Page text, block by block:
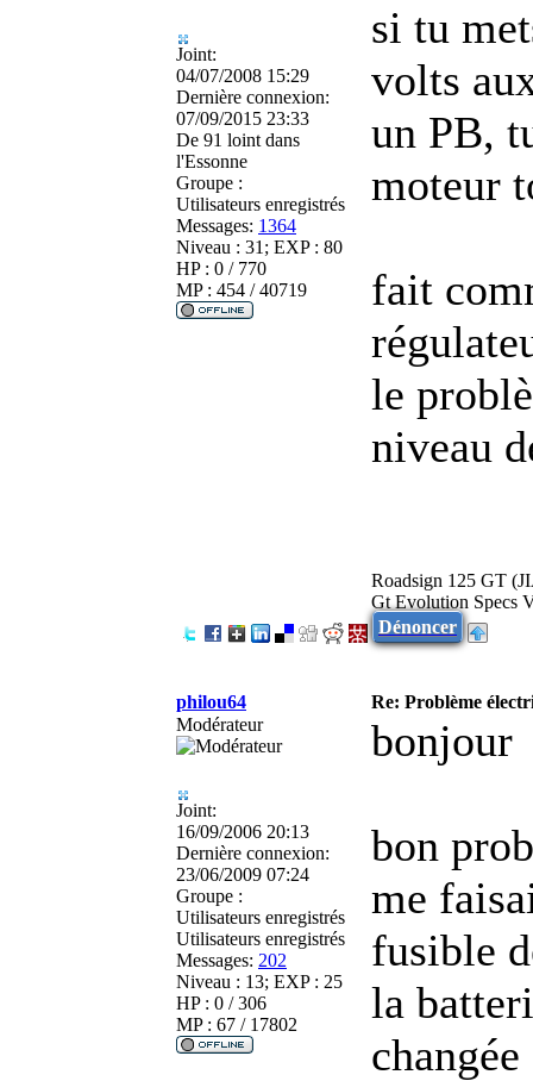
Joint:
04/07/2008 15:29
Dernière connexion:
07/09/2015 23:33
De 91 loint dans
l'Essonne
Groupe :
Utilisateurs enregistrés
Messages: 1364
Niveau : 31; EXP : 80
HP : 0 / 770
MP : 454 / 40719
si tu
volts
un PB,
moteur
fait
le
niveau
Roadsign 125 GT
Gt Evolution Specs
Dénoncer
philou64
Re: Problème
Modérateur
Joint:
16/09/2006 20:13
Dernière connexion:
23/06/2009 07:24
Groupe :
Utilisateurs enregistrés
Utilisateurs enregistrés
Messages: 202
Niveau : 13; EXP : 25
HP : 0 / 306
MP : 67 / 17802
bonjour
bon
me
fusible
la